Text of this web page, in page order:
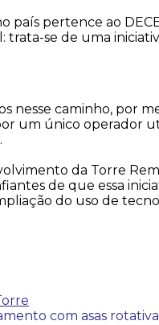
pertence ao
trata-se de uma
caminho, por
um único operador
da Torre
de que essa
do uso de
com asas